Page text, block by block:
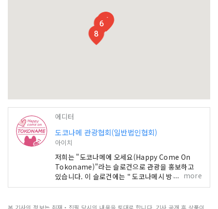
2345
6
8
에디터
도코나메 관광협회(일반법인협회)
아이치
저희는 "도코나메에 오세요(Happy Come On
Tokoname)"라는 슬로건으로 관광을 홍보하고
있습니다. 이 슬로건에는 " 도코나메시 방문하는 모
든 분들이 다양한 매력을 경험하고, 행복과 즐거움
가지고 돌아가시기를" 바라는 마음이 담겨 있습니
more